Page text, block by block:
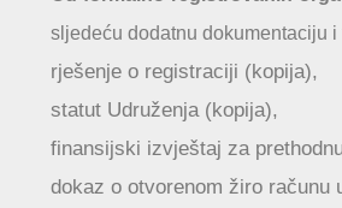
sljedeću dodatnu dokumentaciju i
rješenje o registraciji (kopija),
statut Udruženja (kopija),
finansijski izvještaj za
dokaz o otvorenom žiro računu